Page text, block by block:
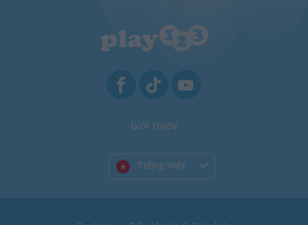
Giới thiệu
Tiếng Việt